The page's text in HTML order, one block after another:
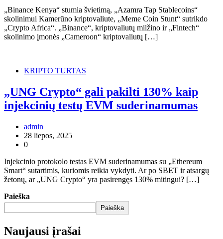
„Binance Kenya“ stumia švietimą, „Azamra Tap Stablecoins“
skolinimui Kamerūno kriptovaliute, „Meme Coin Stunt“ sutrikdo
„Crypto Africa“. „Binance“, kriptovaliutų milžino ir „Fintech“
skolinimo įmonės „Cameroon“ kriptovaliutų […]
KRIPTO TURTAS
„UNG Crypto“ gali pakilti 130% kaip
injekcinių testų EVM suderinamumas
admin
28 liepos, 2025
0
Injekcinio protokolo testas EVM suderinamumas su „Ethereum
Smart“ sutartimis, kuriomis reikia vykdyti. Ar po SBET ir atsargų
žetonų, ar „UNG Crypto“ yra pasirengęs 130% mitingui? […]
Paieška
Paieška
Naujausi įrašai